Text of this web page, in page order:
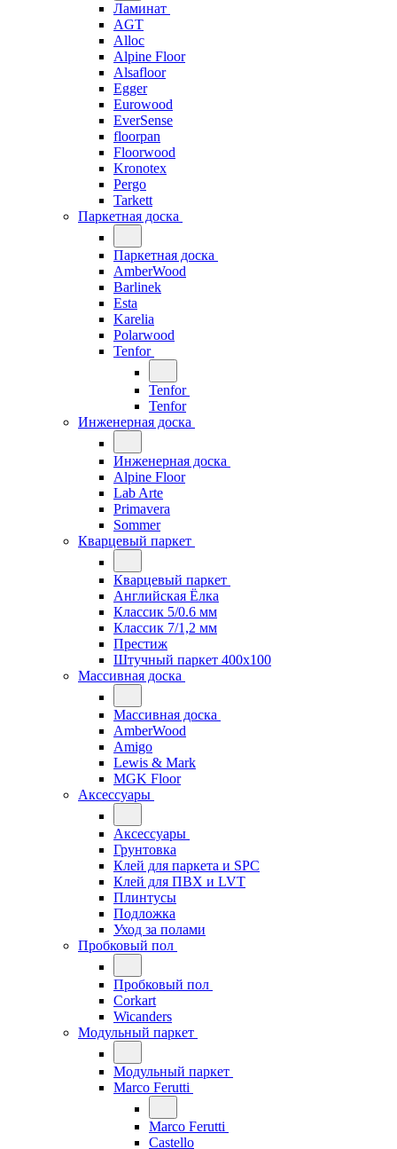
Ламинат
AGT
Alloc
Alpine Floor
Alsafloor
Egger
Eurowood
EverSense
floorpan
Floorwood
Kronotex
Pergo
Tarkett
Паркетная доска
Паркетная доска
AmberWood
Barlinek
Esta
Karelia
Polarwood
Tenfor
Tenfor
Tenfor
Инженерная доска
Инженерная доска
Alpine Floor
Lab Arte
Primavera
Sommer
Кварцевый паркет
Кварцевый паркет
Английская Ёлка
Классик 5/0.6 мм
Классик 7/1,2 мм
Престиж
Штучный паркет 400x100
Массивная доска
Массивная доска
AmberWood
Amigo
Lewis & Mark
MGK Floor
Аксессуары
Аксессуары
Грунтовка
Клей для паркета и SPC
Клей для ПВХ и LVT
Плинтусы
Подложка
Уход за полами
Пробковый пол
Пробковый пол
Corkart
Wicanders
Модульный паркет
Модульный паркет
Marco Ferutti
Marco Ferutti
Castello